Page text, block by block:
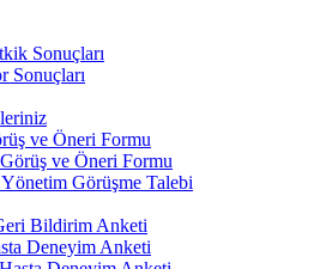
Sonuçları
Sonuçları
ve Öneri Formu
ve Öneri Formu
Yönetim Görüşme Talebi
Bildirim Anketi
Deneyim Anketi